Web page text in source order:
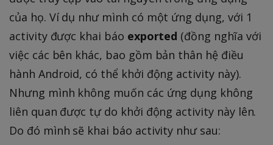
của họ. Ví dụ như mình có một ứng dụng, với 1
activity được khai báo exported (đồng nghĩa với
việc các bên khác, bao gồm bản thân hệ điều
hành Android, có thể khởi động activity này).
Nhưng mình không muốn các ứng dụng không
liên quan được tự do khởi động activity này lên.
Do đó mình sẽ khai báo activity như sau: